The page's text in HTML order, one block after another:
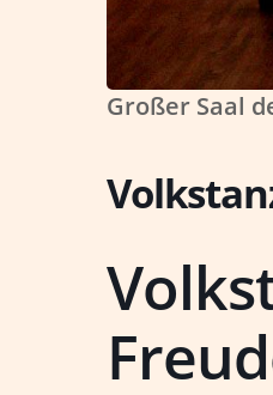
Großer Saal